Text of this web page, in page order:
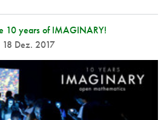
10 years of IMAGINARY!
18 Dez. 2017